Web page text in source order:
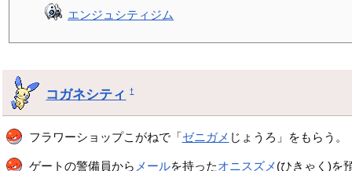
エンジュシティジム
コガネシティ †
フラワーショップこがねで「ゼニガメ じょうろ」をもらう。
ゲートの警備員から メールを持ったオニスズメ (ひきゃく)を